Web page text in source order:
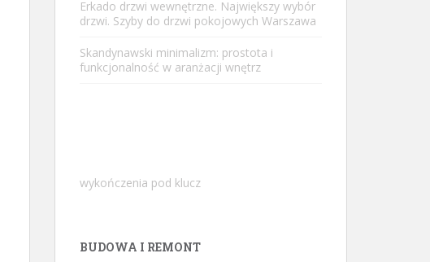
Erkado drzwi wewnętrzne. Największy wybór
drzwi. Szyby do drzwi pokojowych Warszawa
Skandynawski minimalizm: prostota i
funkcjonalność w aranżacji wnętrz
wykończenia pod klucz
BUDOWA I REMONT